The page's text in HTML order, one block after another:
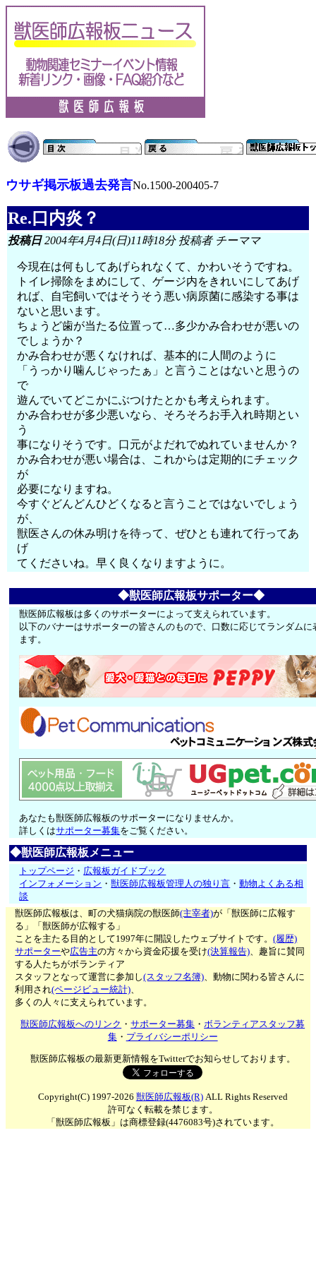
ウサギ掲示板過去発言No.1500-200405-7
Re.口内炎？
投稿日2004年4月4日(日)11時18分 投稿者 チーママ
今現在は何もしてあげられなくて、かわいそうですね。
トイレ掃除をまめにして、ゲージ内をきれいにしてあげ
れば、自宅飼いではそうそう悪い病原菌に感染する事は
ないと思います。
ちょうど歯が当たる位置って…多少かみ合わせが悪いの
でしょうか？
かみ合わせが悪くなければ、基本的に人間のように
「うっかり噛んじゃったぁ」と言うことはないと思うの
で
遊んでいてどこかにぶつけたとかも考えられます。
かみ合わせが多少悪いなら、そろそろお手入れ時期とい
う
事になりそうです。口元がよだれでぬれていませんか？
かみ合わせが悪い場合は、これからは定期的にチェック
が
必要になりますね。
今すぐどんどんひどくなると言うことではないでしょう
が、
獣医さんの休み明けを待って、ぜひとも連れて行ってあ
げ
てくださいね。早く良くなりますように。
◆獣医師広報板サポーター◆
獣医師広報板は多くのサポーターによって支えられています。
以下のバナーはサポーターの皆さんのもので、口数に応じてランダムに
ます。
あなたも獣医師広報板のサポーターになりませんか。
詳しくはサポーター募集をご覧ください。
◆獣医師広報板メニュー
トップページ ・ 広報板ガイドブック
インフォメーション ・獣医師広報板管理人の独り言 ・動物よくある相
談
獣医師広報板は、町の犬猫病院の獣医師(主宰者)が「獣医師に広報す
る」「獣医師が広報する」
ことを主たる目的として1997年に開設したウェブサイトです。(履歴)
サポーターや広告主の方々から資金応援を受け(決算報告)、趣旨に賛同
する人たちがボランティア
スタッフとなって運営に参加し(スタッフ名簿)、動物に関わる皆さんに
利用され(ページビュー統計)、
多くの人々に支えられています。
獣医師広報板へのリンク ・サポーター募集 ・ボランティアスタッフ募
集・ プライバシーポリシー
獣医師広報板の最新更新情報をTwitterでお知らせしております。
Copyright(C) 1997-2026 獣医師広報板(R)ALL Rights Reserved
許可なく転載を禁じます。
「獣医師広報板」は商標登録(4476083号)されています。